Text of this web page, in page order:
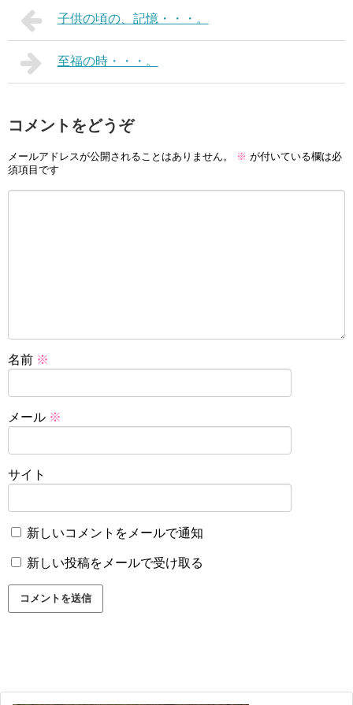
子供の頃の、記憶・・・。
至福の時・・・。
コメントをどうぞ
メールアドレスが公開されることはありません。 ※ が付いている欄は必
須項目です
名前 ※
メール ※
サイト
新しいコメントをメールで通知
新しい投稿をメールで受け取る